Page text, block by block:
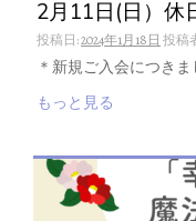
2月11日(日）休
投稿日:2024年1月18日 投稿
＊新規ご入会につき
もっと見る